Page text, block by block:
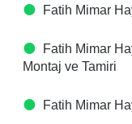
Fatih Mimar
Fatih Mimar
Montaj ve Tamiri
Fatih Mimar